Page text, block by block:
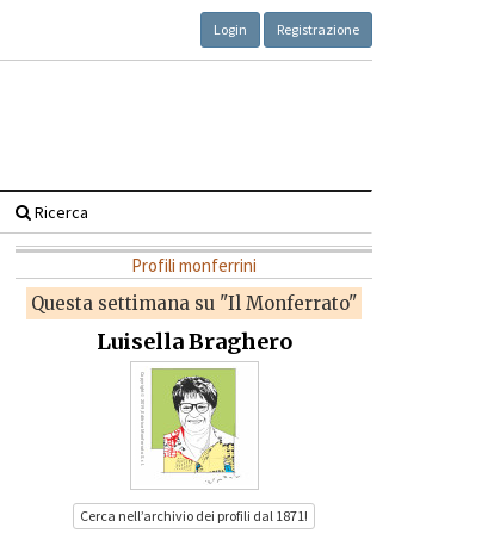
Login Registrazione
Ricerca
Profili monferrini
Questa settimana su "Il Monferrato"
Luisella Braghero
Cerca nell’archivio dei profili dal 1871!